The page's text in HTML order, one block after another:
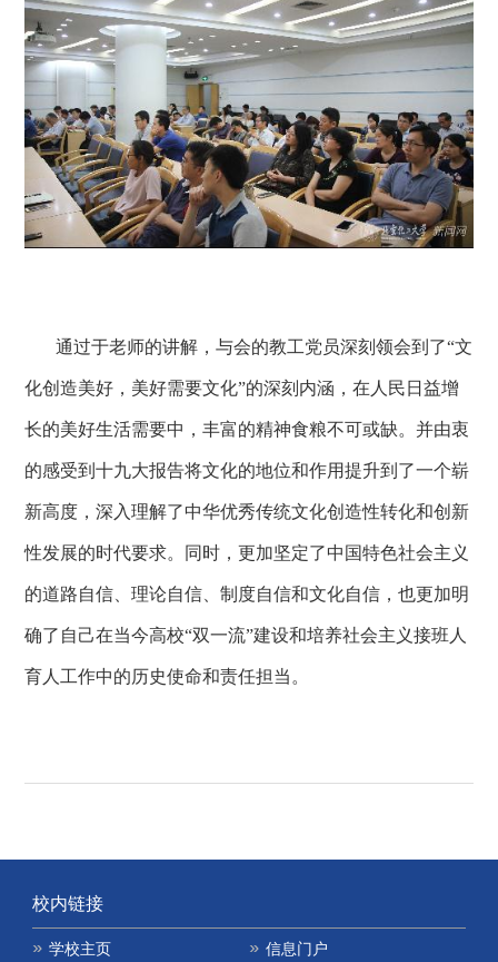
通过于老师的讲解，与会的教工党员深刻领会到了“文
化创造美好，美好需要文化”的深刻内涵，在人民日益增
长的美好生活需要中，丰富的精神食粮不可或缺。并由衷
的感受到十九大报告将文化的地位和作用提升到了一个崭
新高度，深入理解了中华优秀传统文化创造性转化和创新
性发展的时代要求。同时，更加坚定了中国特色社会主义
的道路自信、理论自信、制度自信和文化自信，也更加明
确了自己在当今高校“双一流”建设和培养社会主义接班人
育人工作中的历史使命和责任担当。
校内链接
学校主页 信息门户